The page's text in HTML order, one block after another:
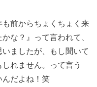
前からちょくちょく来
な？』って言われて、
ましたが、もし聞いて
れません。って言う
んだよね！笑